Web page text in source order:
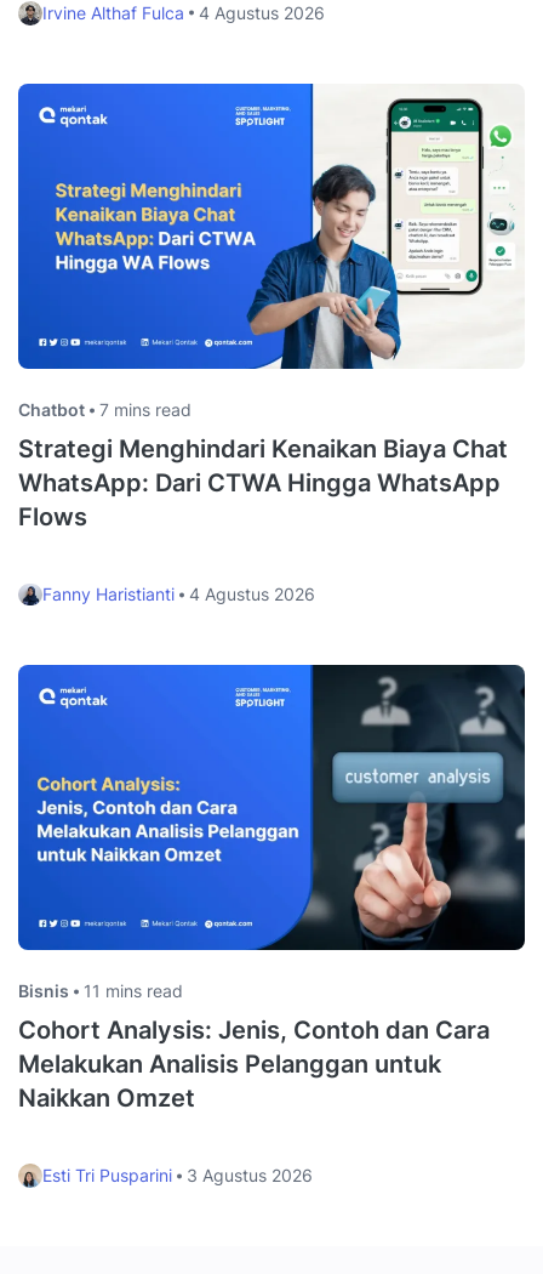
Irvine Althaf Fulca 4 Agustus 2026
Chatbot 7 mins read
Strategi Menghindari Kenaikan Biaya Chat
WhatsApp: Dari CTWA Hingga WhatsApp
Flows
Fanny Haristianti 4 Agustus 2026
Bisnis 11 mins read
Cohort Analysis: Jenis, Contoh dan Cara
Melakukan Analisis Pelanggan untuk
Naikkan Omzet
Esti Tri Pusparini 3 Agustus 2026